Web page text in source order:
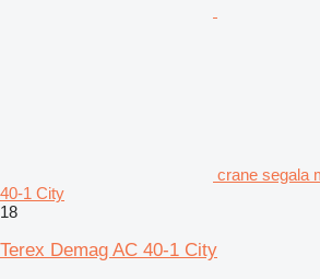
crane segala
40-1 City
18
Terex Demag AC 40-1 City